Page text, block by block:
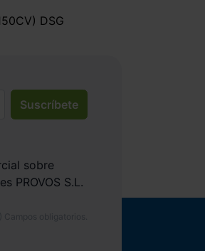
DSG
Suscríbete
sobre
PROVOS S.L.